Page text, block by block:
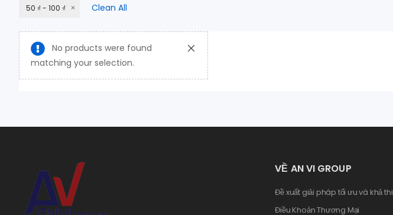
50 ₫ - 100 ₫ Clean All
No products were found
matching your selection.
VỀ AN VI GROUP
Đề xuất giải pháp tối ưu và khả thi
Điều Khoản Thương Mại